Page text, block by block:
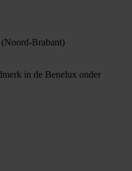
Brabant)
in de Benelux onder